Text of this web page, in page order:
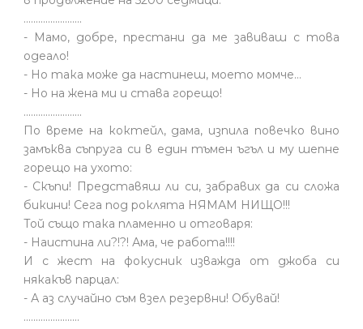
........................
- Мамо, добре, престани да ме завиваш с това
одеало!
- Но така може да настинеш, моето момче…
- Но на жена ми и става горещо!
........................
По време на коктейл, дама, изпила повечко вино
замъква съпруга си в един тъмен ъгъл и му шепне
горещо на ухото:
- Скъпи! Представяш ли си, забравих да си сложа
бикини! Сега под роклята НЯМАМ НИЩО!!!
Той също така пламенно и отговаря:
- Наистина ли?!?! Ама, че работа!!!!
И с жест на фокусник изважда от джоба си
някакъв парцал:
- А аз случайно съм взел резервни! Обувай!
.......................